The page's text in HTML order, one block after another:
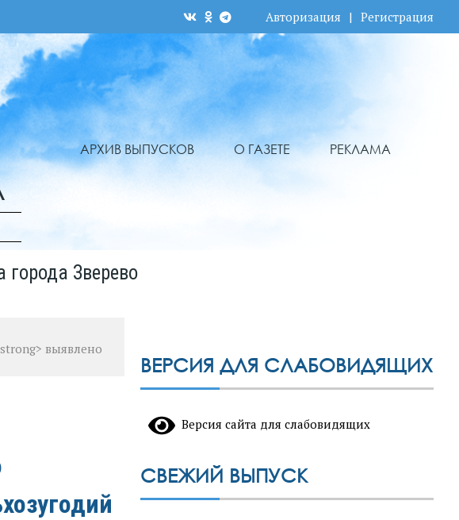
Авторизация | Регистрация
АРХИВ ВЫПУСКОВ О ГАЗЕТЕ РЕКЛАМА
города Зверево
выявлено
ВЕРСИЯ ДЛЯ СЛАБОВИДЯЩИХ
Версия сайта для слабовидящих
СВЕЖИЙ ВЫПУСК